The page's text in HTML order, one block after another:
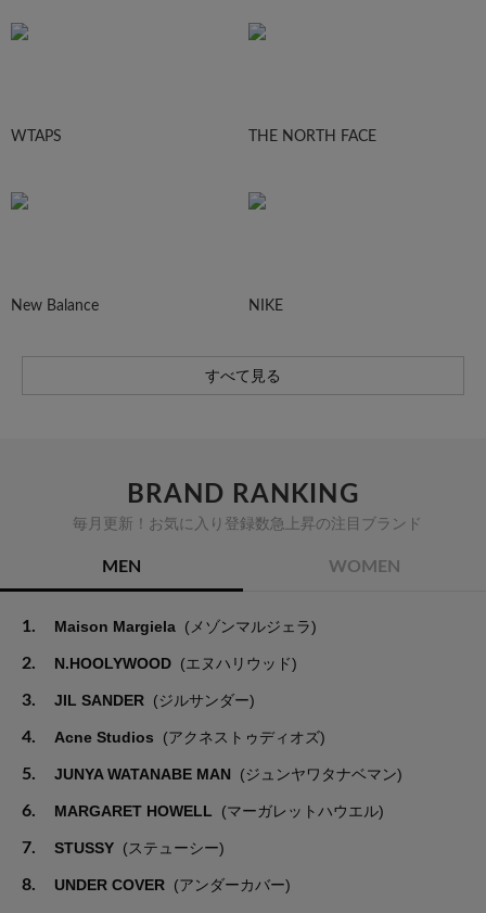
WTAPS THE NORTH FACE
New Balance NIKE
すべて見る
BRAND RANKING
毎月更新！お気に入り登録数急上昇の注目ブランド
MEN WOMEN
1. Maison Margiela (メゾンマルジェラ)
2. N.HOOLYWOOD (エヌハリウッド)
3. JIL SANDER (ジルサンダー)
4. Acne Studios (アクネストゥディオズ)
5. JUNYA WATANABE MAN (ジュンヤワタナベマン)
6. MARGARET HOWELL (マーガレットハウエル)
7. STUSSY (ステューシー)
8. UNDER COVER (アンダーカバー)